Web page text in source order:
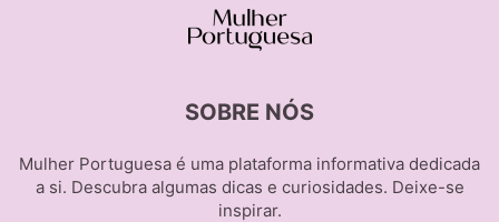
SOBRE NÓS
Mulher Portuguesa é uma plataforma informativa dedicada
a si. Descubra algumas dicas e curiosidades. Deixe-se
inspirar.